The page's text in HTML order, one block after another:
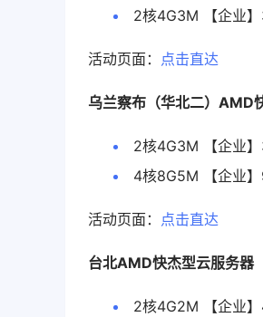
2核4G3M 【企业
活动页面： 点击直达
乌兰察布（华北二）AMD
2核4G3M 【企业
4核8G5M 【企业
活动页面： 点击直达
台北AMD快杰型云服务器
2核4G2M 【企业